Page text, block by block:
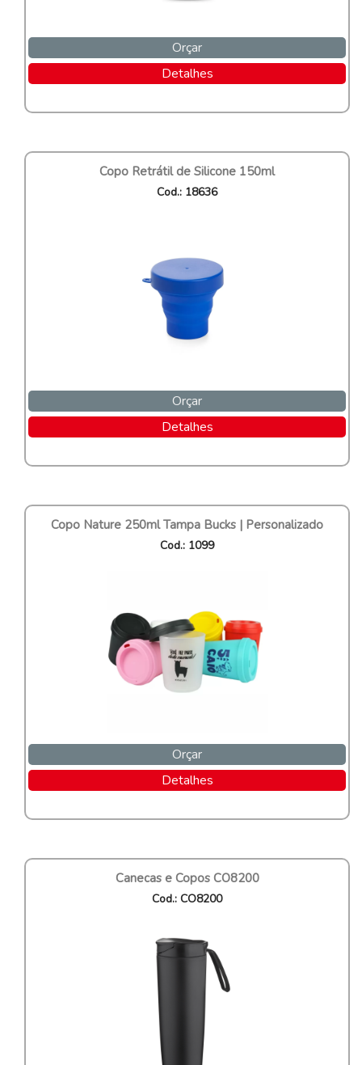
Orçar
Detalhes
Copo Retrátil de Silicone 150ml
Cod.: 18636
Orçar
Detalhes
Copo Nature 250ml Tampa Bucks | Personalizado
Cod.: 1099
Orçar
Detalhes
Canecas e Copos CO8200
Cod.: CO8200